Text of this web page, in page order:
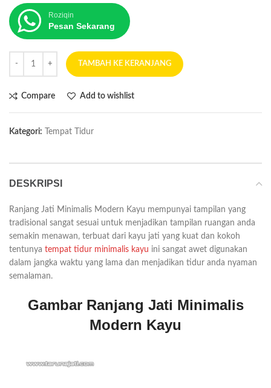
Roziqin
Pesan Sekarang
TAMBAH KE KERANJANG
Compare Add to wishlist
Kategori: Tempat Tidur
DESKRIPSI
Ranjang Jati Minimalis Modern Kayu mempunyai tampilan yang
tradisional sangat sesuai untuk menjadikan tampilan ruangan anda
semakin menawan, terbuat dari kayu jati yang kuat dan kokoh
tentunya tempat tidur minimalis kayu ini sangat awet digunakan
dalam jangka waktu yang lama dan menjadikan tidur anda nyaman
semalaman.
Gambar Ranjang Jati Minimalis
Modern Kayu